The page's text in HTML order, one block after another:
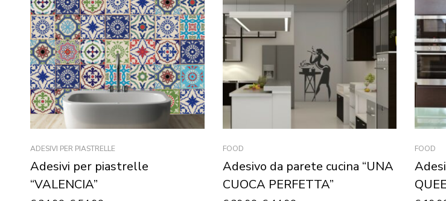
ADESIVI PER PIASTRELLE
Adesivi per piastrelle
“VALENCIA”
FOOD
Adesivo da parete cucina “UNA
CUOCA PERFETTA”
FOOD